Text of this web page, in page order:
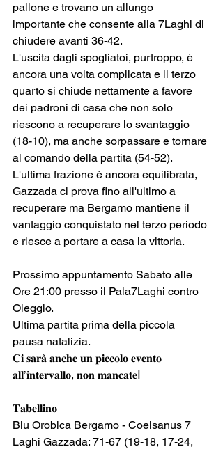
pallone e trovano un allungo
importante che consente alla 7Laghi di
chiudere avanti 36-42.
L'uscita dagli spogliatoi, purtroppo, è
ancora una volta complicata e il terzo
quarto si chiude nettamente a favore
dei padroni di casa che non solo
riescono a recuperare lo svantaggio
(18-10), ma anche sorpassare e tornare
al comando della partita (54-52).
L'ultima frazione è ancora equilibrata,
Gazzada ci prova fino all'ultimo a
recuperare ma Bergamo mantiene il
vantaggio conquistato nel terzo periodo
e riesce a portare a casa la vittoria.
Prossimo appuntamento Sabato alle
Ore 21:00 presso il Pala7Laghi contro
Oleggio.
Ultima partita prima della piccola
pausa natalizia.
𝐂𝐢 𝐬𝐚𝐫𝐚̀ 𝐚𝐧𝐜𝐡𝐞 𝐮𝐧 𝐩𝐢𝐜𝐜𝐨𝐥𝐨 𝐞𝐯𝐞𝐧𝐭𝐨
𝐚𝐥𝐥’𝐢𝐧𝐭𝐞𝐫𝐯𝐚𝐥𝐥𝐨, 𝐧𝐨𝐧 𝐦𝐚𝐧𝐜𝐚𝐭𝐞ⵑ
𝐓𝐚𝐛𝐞𝐥𝐥𝐢𝐧𝐨
Blu Orobica Bergamo - Coelsanus 7
Laghi Gazzada: 71-67 (19-18, 17-24,